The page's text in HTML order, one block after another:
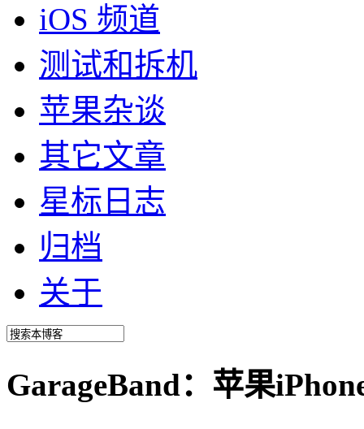
iOS 频道
测试和拆机
苹果杂谈
其它文章
星标日志
归档
关于
GarageBand：苹果